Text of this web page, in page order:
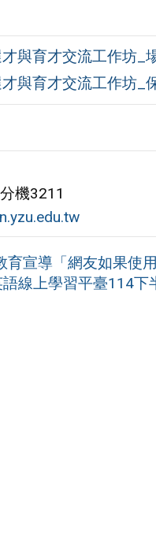
與育才交流工作坊_
與育才交流工作坊_
機3211
育宣導「網友如果使
語線上學習平臺114